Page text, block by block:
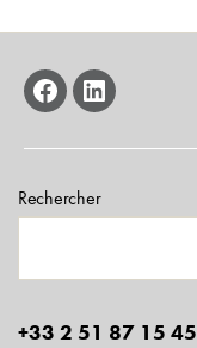
facebooklinkedin
Rechercher
+33 2 51 87 15 45